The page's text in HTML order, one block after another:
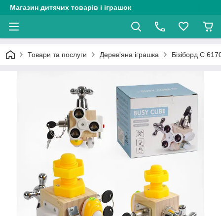
Магазин дитячих товарів і іграшок
Товари та послуги Дерев'яна іграшка Бізіборд C